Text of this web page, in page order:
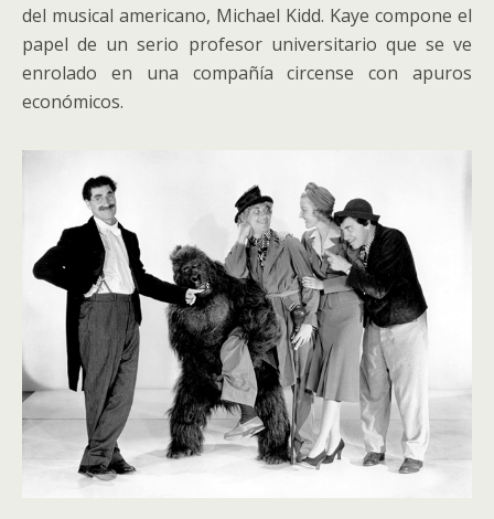
del musical americano, Michael Kidd. Kaye compone el
papel de un serio profesor universitario que se ve
enrolado en una compañía circense con apuros
económicos.